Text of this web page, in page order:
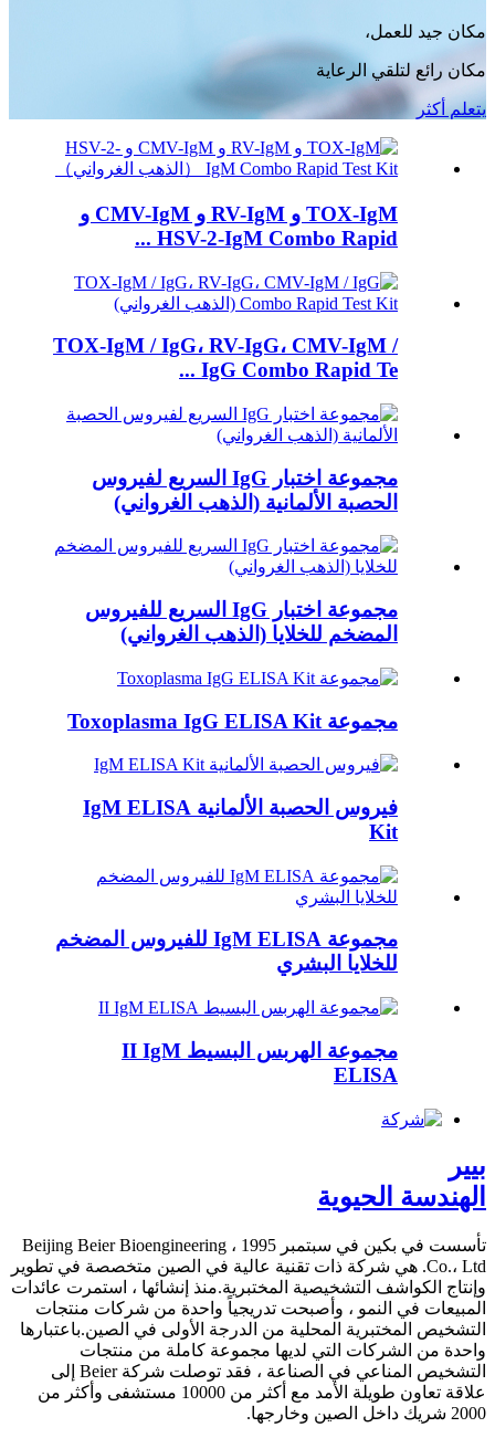
مكان جيد للعمل،
مكان رائع لتلقي الرعاية
يتعلم أكثر
TOX-IgM و RV-IgM و CMV-IgM و
HSV-2-IgM Combo Rapid ...
TOX-IgM / IgG، RV-IgG، CMV-IgM /
IgG Combo Rapid Te ...
مجموعة اختبار IgG السريع لفيروس
الحصبة الألمانية (الذهب الغرواني)
مجموعة اختبار IgG السريع للفيروس
المضخم للخلايا (الذهب الغرواني)
مجموعة Toxoplasma IgG ELISA Kit
فيروس الحصبة الألمانية IgM ELISA
Kit
مجموعة IgM ELISA للفيروس المضخم
للخلايا البشري
مجموعة الهربس البسيط II IgM
ELISA
بيير
الهندسة الحيوية
تأسست في بكين في سبتمبر 1995 ، Beijing Beier Bioengineering
Co.، Ltd. هي شركة ذات تقنية عالية في الصين متخصصة في تطوير
وإنتاج الكواشف التشخيصية المختبرية.منذ إنشائها ، استمرت عائدات
المبيعات في النمو ، وأصبحت تدريجياً واحدة من شركات منتجات
التشخيص المختبرية المحلية من الدرجة الأولى في الصين.باعتبارها
واحدة من الشركات التي لديها مجموعة كاملة من منتجات
التشخيص المناعي في الصناعة ، فقد توصلت شركة Beier إلى
علاقة تعاون طويلة الأمد مع أكثر من 10000 مستشفى وأكثر من
2000 شريك داخل الصين وخارجها.